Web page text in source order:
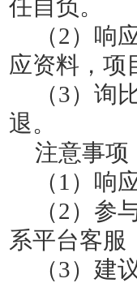
任自负。
（2）响
应资料，项
（3） 询
退。
注意事项
（1）响
（2）参
系平台客服
（3）建